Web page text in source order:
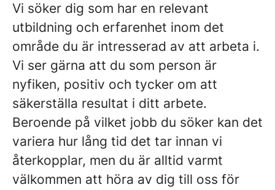
Vi söker dig som har en relevant
utbildning och erfarenhet inom det
område du är intresserad av att arbeta i.
Vi ser gärna att du som person är
nyfiken, positiv och tycker om att
säkerställa resultat i ditt arbete.
Beroende på vilket jobb du söker kan det
variera hur lång tid det tar innan vi
återkopplar, men du är alltid varmt
välkommen att höra av dig till oss för